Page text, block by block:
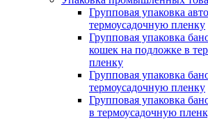
Групповая упаковка
термоусадочную пленку
Групповая упаковка
кошек на подложке в
пленку
Групповая упаковка
термоусадочную пленку
Групповая упаковка
в термоусадочную